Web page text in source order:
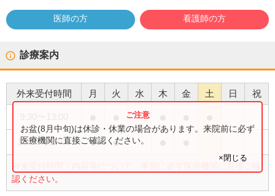
医師の方 看護師の方
診療案内
外来受付時間 月 火 水 木 金 土 日 祝
15:30〜19:00 ● ●
外来受付時間・内容等について、事前に必ず医療機関に直接ご確
認ください。
お盆(8月中旬)は休診・休業の場合があります。来院前に必ず
医療機関に直接ご確認ください。
×閉じる